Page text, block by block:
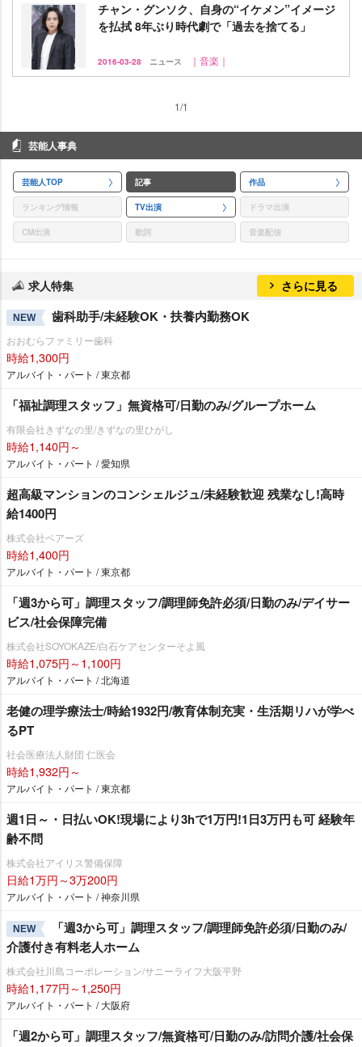
チャン・グンソク、自身の“イケメン”イメージ
を払拭 8年ぶり時代劇で「過去を捨てる」
2016-03-28 ニュース ｜音楽｜
1/1
芸能人事典
芸能人TOP 記事 作品
ランキング情報 TV出演 ドラマ出演
CM出演 歌詞 音楽配信
求人特集 さらに見る
NEW 歯科助手/未経験OK・扶養内勤務OK
おおむらファミリー歯科
時給1,300円
アルバイト・パート / 東京都
「福祉調理スタッフ」無資格可/日勤のみ/グループホーム
有限会社きずなの里/きずなの里ひがし
時給1,140円～
アルバイト・パート / 愛知県
超高級マンションのコンシェルジュ/未経験歓迎 残業なし!高時
給1400円
株式会社ベアーズ
時給1,400円
アルバイト・パート / 東京都
「週3から可」調理スタッフ/調理師免許必須/日勤のみ/デイサー
ビス/社会保障完備
株式会社SOYOKAZE/白石ケアセンターそよ風
時給1,075円～1,100円
アルバイト・パート / 北海道
老健の理学療法士/時給1932円/教育体制充実・生活期リハが学べ
るPT
社会医療法人財団 仁医会
時給1,932円～
アルバイト・パート / 東京都
週1日～・日払いOK!現場により3hで1万円!1日3万円も可 経験年
齢不問
株式会社アイリス警備保障
日給1万円～3万200円
アルバイト・パート / 神奈川県
NEW
「週3から可」調理スタッフ/調理師免許必須/日勤のみ/
介護付き有料老人ホーム
株式会社川島コーポレーション/サニーライフ大阪平野
時給1,177円～1,250円
アルバイト・パート / 大阪府
「週2から可」調理スタッフ/無資格可/日勤のみ/訪問介護/社会保